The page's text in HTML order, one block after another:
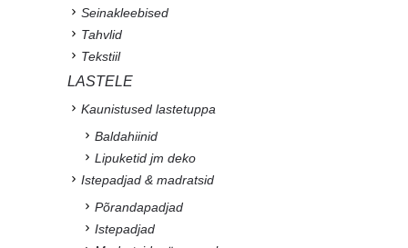
Seinakleebised
Tahvlid
Tekstiil
LASTELE
Kaunistused lastetuppa
Baldahiinid
Lipuketid jm deko
Istepadjad & madratsid
Põrandapadjad
Istepadjad